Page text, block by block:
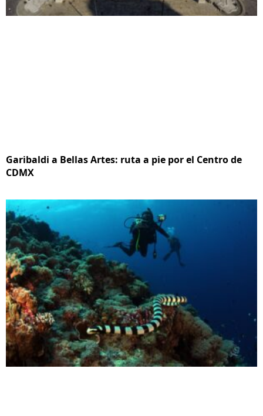
Garibaldi a Bellas Artes: ruta a pie por el Centro de
CDMX